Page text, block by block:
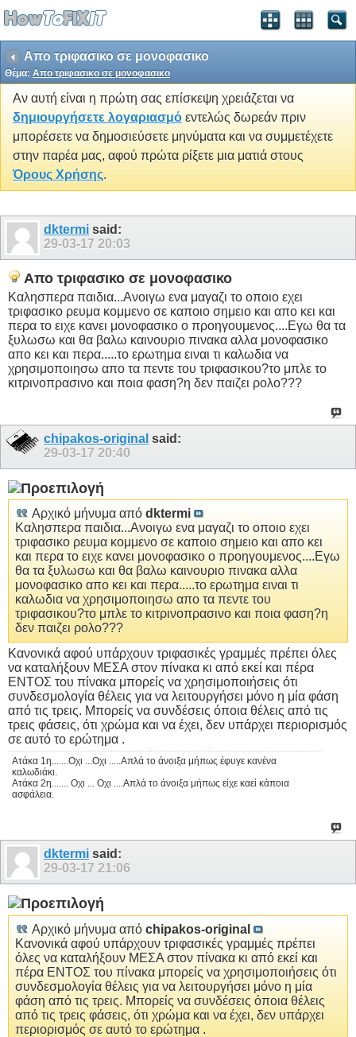
Απο τριφασικο σε μονοφασικο
Θέμα: Απο τριφασικο σε μονοφασικο
Αν αυτή είναι η πρώτη σας επίσκεψη χρειάζεται να
δημιουργήσετε λογαριασμό εντελώς δωρεάν πριν
μπορέσετε να δημοσιεύσετε μηνύματα και να συμμετέχετε
στην παρέα μας, αφού πρώτα ρίξετε μια ματιά στους
Όρους Χρήσης.
dktermi said:
29-03-17 20:03
Απο τριφασικο σε μονοφασικο
Καλησπερα παιδια...Ανοιγω ενα μαγαζι το οποιο εχει
τριφασικο ρευμα κομμενο σε καποιο σημειο και απο κει και
περα το ειχε κανει μονοφασικο ο προηγουμενος....Εγω θα τα
ξυλωσω και θα βαλω καινουριο πινακα αλλα μονοφασικο
απο κει και περα.....το ερωτημα ειναι τι καλωδια να
χρησιμοποιησω απο τα πεντε του τριφασικου?το μπλε το
κιτρινοπρασινο και ποια φαση?η δεν παιζει ρολο???
chipakos-original said:
29-03-17 20:40
Αρχικό μήνυμα από dktermi
Καλησπερα παιδια...Ανοιγω ενα μαγαζι το οποιο εχει
τριφασικο ρευμα κομμενο σε καποιο σημειο και απο κει
και περα το ειχε κανει μονοφασικο ο προηγουμενος....Εγω
θα τα ξυλωσω και θα βαλω καινουριο πινακα αλλα
μονοφασικο απο κει και περα.....το ερωτημα ειναι τι
καλωδια να χρησιμοποιησω απο τα πεντε του
τριφασικου?το μπλε το κιτρινοπρασινο και ποια φαση?η
δεν παιζει ρολο???
Κανονικά αφού υπάρχουν τριφασικές γραμμές πρέπει όλες
να καταλήξουν ΜΕΣΑ στον πίνακα κι από εκεί και πέρα
ΕΝΤΟΣ του πίνακα μπορείς να χρησιμοποιήσεις ότι
συνδεσμολογία θέλεις για να λειτουργήσει μόνο η μία φάση
από τις τρεις. Μπορείς να συνδέσεις όποια θέλεις από τις
τρεις φάσεις, ότι χρώμα και να έχει, δεν υπάρχει περιορισμός
σε αυτό το ερώτημα .
Ατάκα 1η.......Οχι ...Οχι .....Απλά το άνοιξα μήπως έφυγε κανένα
καλωδιάκι.
Ατάκα 2η....... Οχι ... Οχι ....Απλά το άνοιξα μήπως είχε καεί κάποια
ασφάλεια.
dktermi said:
29-03-17 21:06
Αρχικό μήνυμα από chipakos-original
Κανονικά αφού υπάρχουν τριφασικές γραμμές πρέπει
όλες να καταλήξουν ΜΕΣΑ στον πίνακα κι από εκεί και
πέρα ΕΝΤΟΣ του πίνακα μπορείς να χρησιμοποιήσεις ότι
συνδεσμολογία θέλεις για να λειτουργήσει μόνο η μία
φάση από τις τρεις. Μπορείς να συνδέσεις όποια θέλεις
από τις τρεις φάσεις, ότι χρώμα και να έχει, δεν υπάρχει
περιορισμός σε αυτό το ερώτημα .